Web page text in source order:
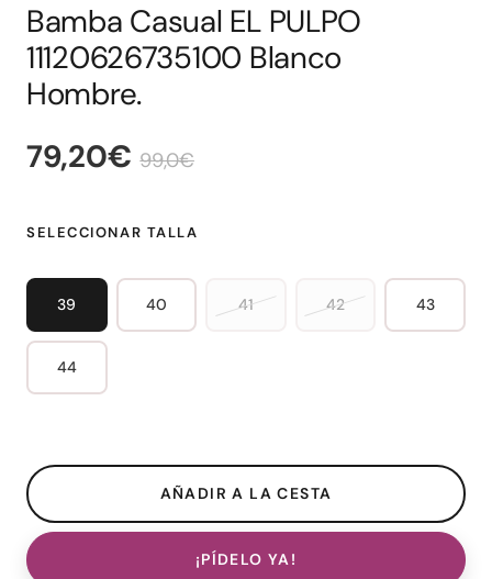
Bamba Casual EL PULPO
11120626735100 Blanco
Hombre.
79,20€ 99,0€
SELECCIONAR TALLA
39 40 41 42 43
44
¡PÍDELO YA!